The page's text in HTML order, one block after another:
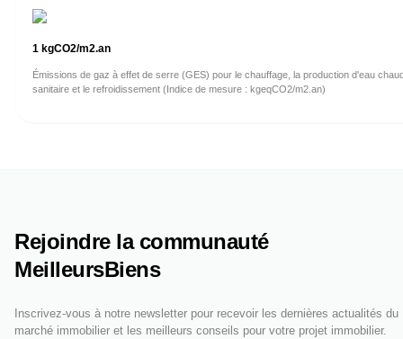
1 kgCO2/m2.an
Émissions de gaz à effet de serre (GES) pour le chauffage, la production d'eau
sanitaire et le refroidissement (Indice de mesure : kgeqCO2/m2.an)
Rejoindre la communauté
MeilleursBiens
Inscrivez-vous à notre newsletter pour recevoir les dernières actualités du
marché immobilier et les meilleurs conseils pour votre projet immobilier.